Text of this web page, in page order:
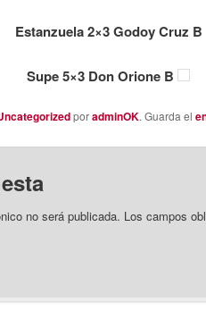
Estanzuela 2×3 Godoy Cruz B
Supe 5×3 Don Orione B
poradminOK. Guarda el
no será publicada. Los campos